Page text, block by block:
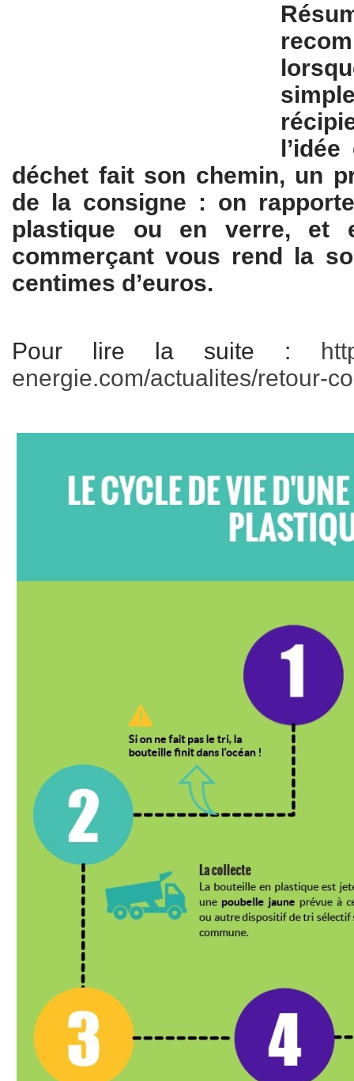
déchet fait son chemin, un
de la consigne : on
plastique ou en verre, et
commerçant vous rend la
centimes d’euros.
Pour lire la suite :
energie.com/actualites/retour-